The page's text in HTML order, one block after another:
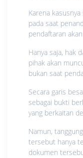
Karena
pada saat
pendaftaran
Hanya saja, hak
pihak akan
bukan saat
Secara garis
sebagai bukti
yang berkaitan
Namun,
tersebut hanya
dokumen